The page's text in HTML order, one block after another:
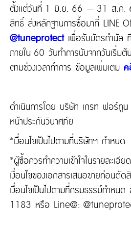
ตั้งแต่วันที่ 1 มิ.ย. 66 – 31 ส.ค.
สิทธิ์ ส่งหลักฐานการซื้อมาที่ LINE
@tuneprotectเพื่อรับบัตรกำนัล ที
ภายใน 60 วันทำการนับจากวันเริ่มต้
ตามช่วงเวลาทำการ ข้อมูลเพิ่มเติม
ดำเนินการโดย บริษัท เกรท ฟอร์ทู
หน้าประกันวินาศภัย
*เงื่อนไขเป็นไปตามที่บริษัทฯ กำหนด
*ผู้ซื้อควรทำความเข้าใจในรายละเอี
เงื่อนไขของเอกสารเสนอขายก่อนตั
เงื่อนไขเป็นไปตามที่กรมธรรม์กำหน
1183 หรือ Line@: